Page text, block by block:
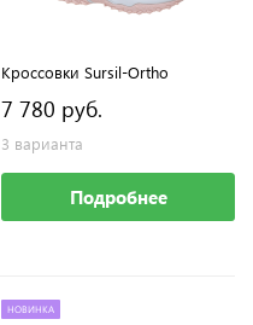
Кроссовки Sursil-Ortho
7 780 руб.
3 варианта
Подробнее
НОВИНКА